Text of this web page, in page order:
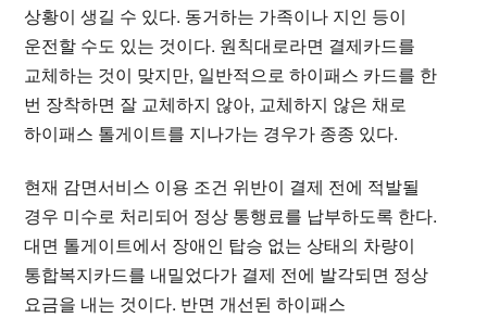
상황이 생길 수 있다. 동거하는 가족이나 지인 등이
운전할 수도 있는 것이다. 원칙대로라면 결제카드를
교체하는 것이 맞지만, 일반적으로 하이패스 카드를 한
번 장착하면 잘 교체하지 않아, 교체하지 않은 채로
하이패스 톨게이트를 지나가는 경우가 종종 있다.
현재 감면서비스 이용 조건 위반이 결제 전에 적발될
경우 미수로 처리되어 정상 통행료를 납부하도록 한다.
대면 톨게이트에서 장애인 탑승 없는 상태의 차량이
통합복지카드를 내밀었다가 결제 전에 발각되면 정상
요금을 내는 것이다. 반면 개선된 하이패스